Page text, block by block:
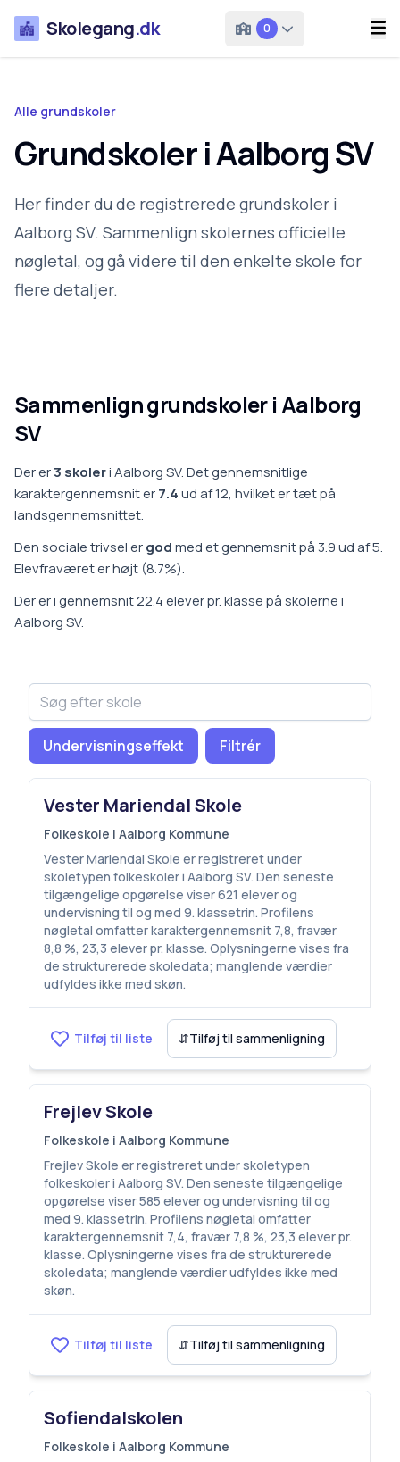
Skolegang.dk 0
Alle grundskoler
Grundskoler i Aalborg SV
Her finder du de registrerede grundskoler i
Aalborg SV. Sammenlign skolernes officielle
nøgletal, og gå videre til den enkelte skole for
flere detaljer.
Sammenlign grundskoler i Aalborg
SV
Der er3 skoleriAalborg SV.Det gennemsnitlige
karaktergennemsnit er7.4ud af 12, hvilket ertæt på
landsgennemsnittet.
Den sociale trivsel ergodmed et gennemsnit på 3.9ud af 5.
Elevfraværet erhøjt (8.7%).
Der er i gennemsnit22.4elever pr. klasse påskolerne i
Aalborg SV.
Undervisningseffekt Filtrér
Vester Mariendal Skole
Folkeskole i Aalborg Kommune
Vester Mariendal Skole er registreret under
skoletypen folkeskoler i Aalborg SV. Den seneste
tilgængelige opgørelse viser 621 elever og
undervisning til og med 9. klassetrin. Profilens
nøgletal omfatter karaktergennemsnit 7,8, fravær
8,8 %, 23,3 elever pr. klasse. Oplysningerne vises fra
de strukturerede skoledata; manglende værdier
udfyldes ikke med skøn.
Tilføj til liste ⇵Tilføj til sammenligning
Frejlev Skole
Folkeskole i Aalborg Kommune
Frejlev Skole er registreret under skoletypen
folkeskoler i Aalborg SV. Den seneste tilgængelige
opgørelse viser 585 elever og undervisning til og
med 9. klassetrin. Profilens nøgletal omfatter
karaktergennemsnit 7,4, fravær 7,8 %, 23,3 elever pr.
klasse. Oplysningerne vises fra de strukturerede
skoledata; manglende værdier udfyldes ikke med
skøn.
Tilføj til liste ⇵Tilføj til sammenligning
Sofiendalskolen
Folkeskole i Aalborg Kommune